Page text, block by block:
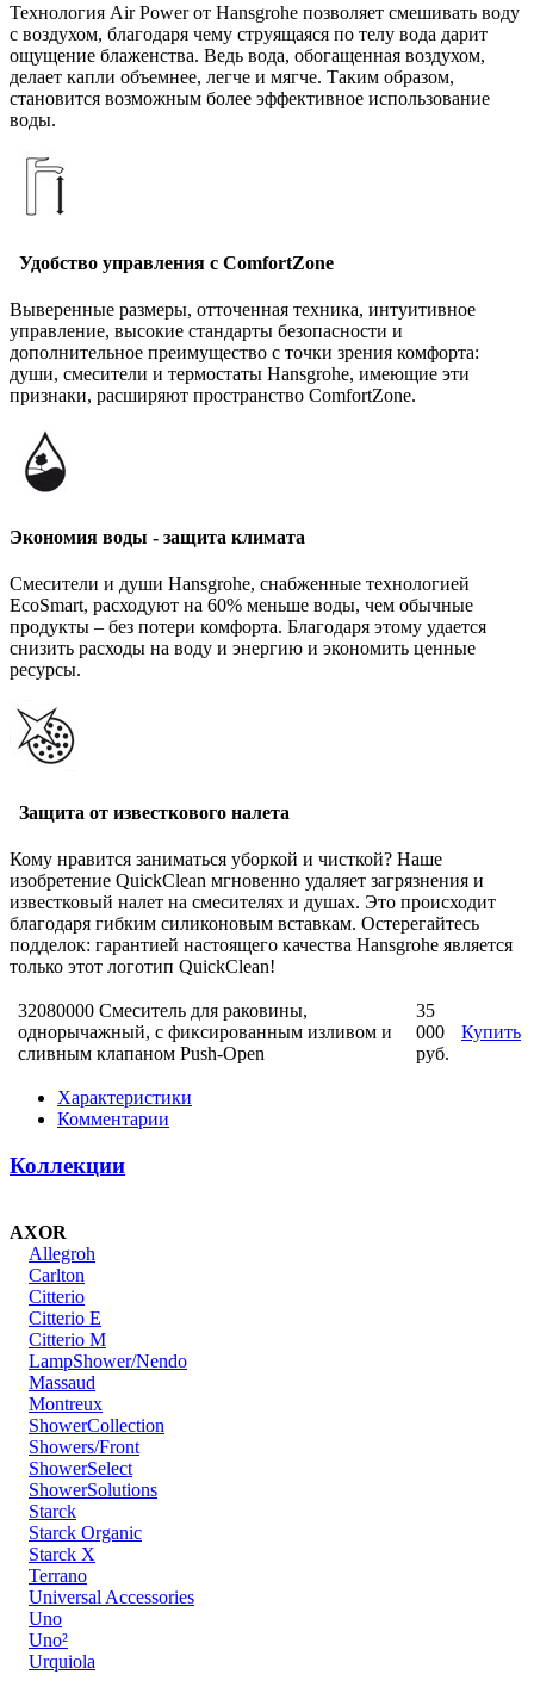
Технология Air Power от Hansgrohe позволяет смешивать воду
с воздухом, благодаря чему струящаяся по телу вода дарит
ощущение блаженства. Ведь вода, обогащенная воздухом,
делает капли объемнее, легче и мягче. Таким образом,
становится возможным более эффективное использование
воды.
Удобство управления с ComfortZone
Выверенные размеры, отточенная техника, интуитивное
управление, высокие стандарты безопасности и
дополнительное преимущество с точки зрения комфорта:
души, смесители и термостаты Hansgrohe, имеющие эти
признаки, расширяют пространство ComfortZone.
Экономия воды - защита климата
Смесители и души Hansgrohe, снабженные технологией
EcoSmart, расходуют на 60% меньше воды, чем обычные
продукты – без потери комфорта. Благодаря этому удается
снизить расходы на воду и энергию и экономить ценные
ресурсы.
Защита от известкового налета
Кому нравится заниматься уборкой и чисткой? Наше
изобретение QuickClean мгновенно удаляет загрязнения и
известковый налет на смесителях и душах. Это происходит
благодаря гибким силиконовым вставкам. Остерегайтесь
подделок: гарантией настоящего качества Hansgrohe является
только этот логотип QuickClean!
32080000 Смеситель для раковины,
однорычажный, с фиксированным изливом и
сливным клапаном Push-Open
35
000
руб.
Купить
Характеристики
Комментарии
Коллекции
AXOR
Allegroh
Carlton
Citterio
Citterio E
Citterio M
LampShower/Nendo
Massaud
Montreux
ShowerCollection
Showers/Front
ShowerSelect
ShowerSolutions
Starck
Starck Organic
Starck X
Terrano
Universal Accessories
Uno
Uno²
Urquiola